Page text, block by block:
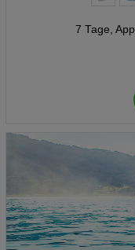
Advertising
Erweiterte
7 Tage,